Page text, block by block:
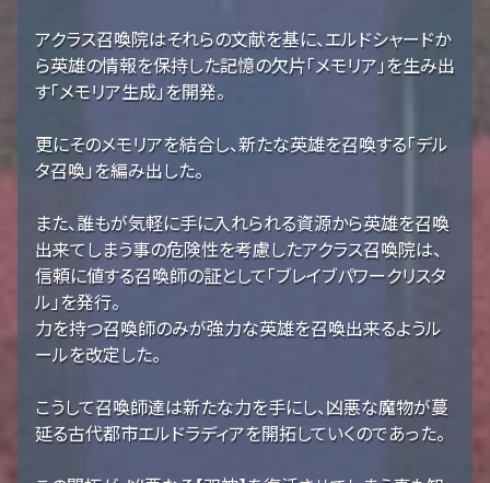
アクラス召喚院はそれらの文献を基に、エルドシャードか
ら英雄の情報を保持した記憶の欠片「メモリア」を生み出
す「メモリア生成」を開発。
更にそのメモリアを結合し、新たな英雄を召喚する「デル
タ召喚」を編み出した。
また、誰もが気軽に手に入れられる資源から英雄を召喚
出来てしまう事の危険性を考慮したアクラス召喚院は、
信頼に値する召喚師の証として「ブレイブパワークリスタ
ル」を発行。
力を持つ召喚師のみが強力な英雄を召喚出来るようル
ールを改定した。
こうして召喚師達は新たな力を手にし、凶悪な魔物が蔓
延る古代都市エルドラディアを開拓していくのであった。